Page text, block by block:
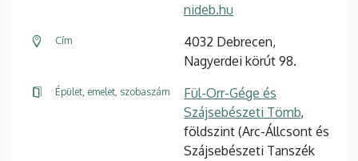
nideb.hu
Cím
4032 Debrecen,
Nagyerdei körút 98.
Épület, emelet, szobaszám
Fül-Orr-Gége és
Szájsebészeti Tömb,
földszint (Arc-Állcsont és
Szájsebészeti Tanszék